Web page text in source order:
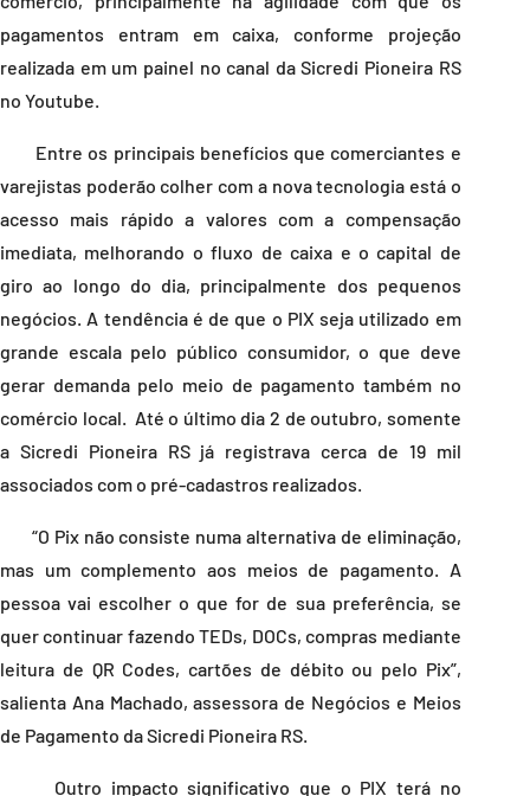
pagamentos entram em caixa, conforme projeção
realizada em um painel no canal da Sicredi Pioneira RS
no Youtube.
Entre os principais benefícios que comerciantes e
varejistas poderão colher com a nova tecnologia está o
acesso mais rápido a valores com a compensação
imediata, melhorando o fluxo de caixa e o capital de
giro ao longo do dia, principalmente dos pequenos
negócios. A tendência é de que o PIX seja utilizado em
grande escala pelo público consumidor, o que deve
gerar demanda pelo meio de pagamento também no
comércio local. Até o último dia 2 de outubro, somente
a Sicredi Pioneira RS já registrava cerca de 19 mil
associados com o pré-cadastros realizados.
“O Pix não consiste numa alternativa de eliminação,
mas um complemento aos meios de pagamento. A
pessoa vai escolher o que for de sua preferência, se
quer continuar fazendo TEDs, DOCs, compras mediante
leitura de QR Codes, cartões de débito ou pelo Pix”,
salienta Ana Machado, assessora de Negócios e Meios
de Pagamento da Sicredi Pioneira RS.
Outro impacto significativo que o PIX terá no